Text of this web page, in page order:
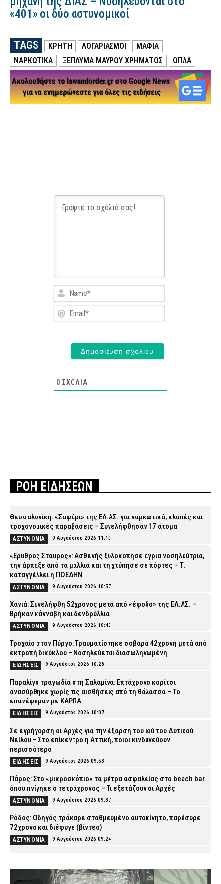
«401» οι δύο αστυνομικοί
TAGS ΚΡΗΤΗ ΛΟΓΑΡΙΑΣΜΟΙ
ΜΑΦΙΑ
ΝΑΡΚΩΤΙΚΑ
ΞΕΠΛΥΜΑ ΜΑΥΡΟΥ ΧΡΗΜΑΤΟΣ ΟΠΛΑ
Name*
Email*
0 ΣΧΌΛΙΑ
ΡΟΗ ΕΙΔΗΣΕΩΝ
Θεσσαλονίκη: «Σαφάρι» της ΕΛ.ΑΣ. για ναρκωτικά, κλοπές και
τροχονομικές παραβάσεις – Συνελήφθησαν 17 άτομα
ΑΣΤΥΝΟΜΙΑ 9 Αυγούστου 2026 11:10
«Ερυθρός Σταυρός»: Ασθενής ξυλοκόπησε άγρια νοσηλεύτρια,
την άρπαξε από τα μαλλιά και τη χτύπησε σε πόρτες – Τι
καταγγέλλει η ΠΟΕΔΗΝ
ΑΣΤΥΝΟΜΙΑ 9 Αυγούστου 2026 10:57
Χανιά: Συνελήφθη 52χρονος μετά από «έφοδο» της ΕΛ.ΑΣ. –
Βρήκαν κάνναβη και δενδρύλλια
ΑΣΤΥΝΟΜΙΑ 9 Αυγούστου 2026 10:42
Τροχαίο στον Πύργο: Τραυματίστηκε σοβαρά 42χρονη μετά από
εκτροπή δικύκλου – Νοσηλεύεται διασωληνωμένη
ΕΙΔΗΣΕΙΣ 9 Αυγούστου 2026 10:28
Παραλίγο τραγωδία στη Σαλαμίνα: Επτάχρονο κορίτσι
ανασύρθηκε χωρίς τις αισθήσεις από τη θάλασσα – Το
επανέφεραν με ΚΑΡΠΑ
ΕΙΔΗΣΕΙΣ 9 Αυγούστου 2026 10:07
Σε εγρήγορση οι Αρχές για την έξαρση του ιού του Δυτικού
Νείλου – Στο επίκεντρο η Αττική, ποιοι κινδυνεύουν
περισσότερο
ΕΙΔΗΣΕΙΣ 9 Αυγούστου 2026 09:53
Πάρος: Στο «μικροσκόπιο» τα μέτρα ασφαλείας στο beach bar
όπου πνίγηκε ο τετράχρονος – Τι εξετάζουν οι Αρχές
ΑΣΤΥΝΟΜΙΑ 9 Αυγούστου 2026 09:37
Ρόδος: Οδηγός τράκαρε σταθμευμένο αυτοκίνητο, παρέσυρε
72χρονο και διέφυγε (βίντεο)
ΑΣΤΥΝΟΜΙΑ 9 Αυγούστου 2026 09:24
ΑΣΤΥΝΟΜΙΑ 9 Αυγούστου 2026 09:10